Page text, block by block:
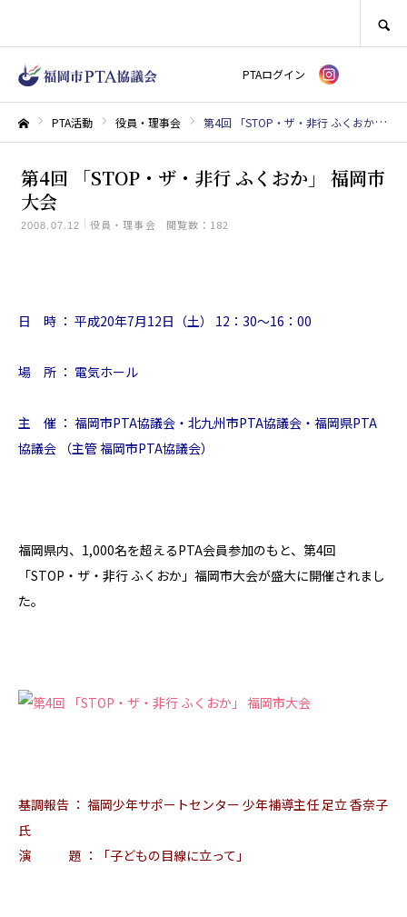
PTAログイン
PTA活動 役員・理事会 第4回 「STOP・ザ・非行 ふくおか」 福岡市大会
第4回 「STOP・ザ・非行 ふくおか」 福岡市
大会
2008.07.12 役員・理事会 閲覧数：182
日 時 ： 平成20年7月12日（土） 12：30～16：00
場 所 ： 電気ホール
主 催 ： 福岡市PTA協議会・北九州市PTA協議会・福岡県PTA
協議会 （主管 福岡市PTA協議会）
福岡県内、1,000名を超えるPTA会員参加のもと、第4回
「STOP・ザ・非行 ふくおか」福岡市大会が盛大に開催されまし
た。
基調報告 ： 福岡少年サポートセンター 少年補導主任 足立 香奈子
氏
演 題 ：「子どもの目線に立って」